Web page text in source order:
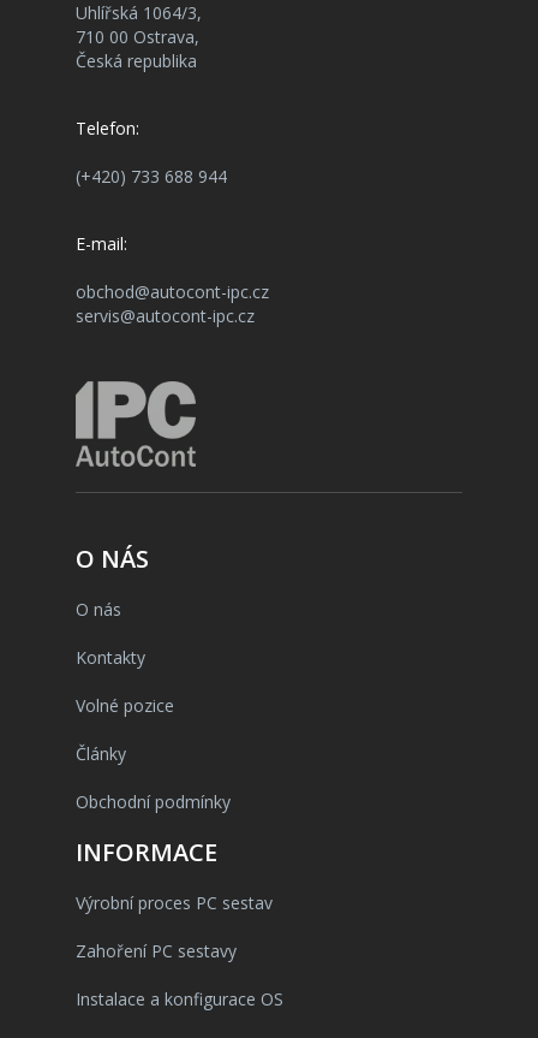
Uhlířská 1064/3,
710 00 Ostrava,
Česká republika
Telefon:
(+420) 733 688 944
E-mail:
obchod@autocont-ipc.cz
servis@autocont-ipc.cz
O NÁS
O nás
Kontakty
Volné pozice
Články
Obchodní podmínky
INFORMACE
Výrobní proces PC sestav
Zahoření PC sestavy
Instalace a konfigurace OS